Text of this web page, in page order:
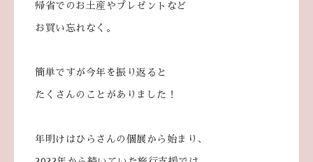
帰省でのお土産やプレゼントなど
お買い忘れなく。
簡単ですが今年を振り返ると
たくさんのことがありました！
年明けはひらさんの個展から始まり、